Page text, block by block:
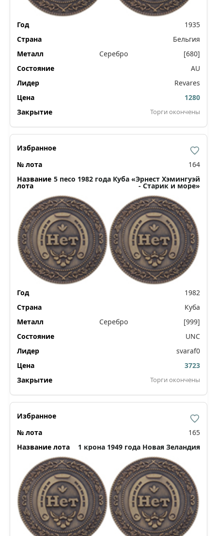
1935
Бельгия
Серебро
[680]
AU
Revares
1280
Торги окончены
164
5 песо 1982 года Куба «Эрнест Хэмингуэй
- Старик и море»
1982
Куба
Серебро
[999]
UNC
svaraf0
3723
Торги окончены
165
1 крона 1949 года Новая Зеландия